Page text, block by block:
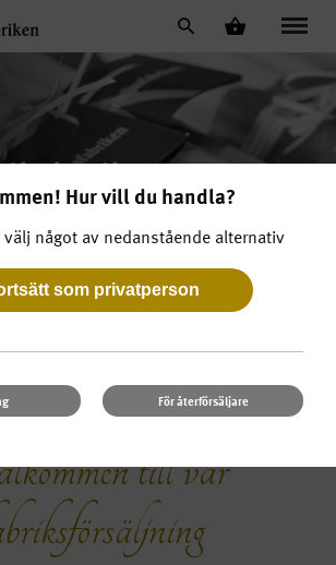
– ett
utflyktsmål
till vår
Hur vill du handla?
något av nedanstående alternativ
För återförsäljare